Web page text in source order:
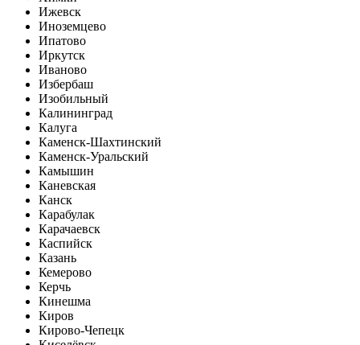
Ижевск
Иноземцево
Ипатово
Иркутск
Иваново
Избербаш
Изобильный
Калининград
Калуга
Каменск-Шахтинский
Каменск-Уральский
Камышин
Каневская
Канск
Карабулак
Карачаевск
Каспийск
Казань
Кемерово
Керчь
Кинешма
Киров
Кирово-Чепецк